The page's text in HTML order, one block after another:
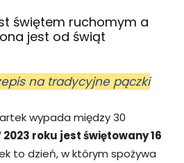
świętem ruchomym a
jest od świąt
na tradycyjne pączki
wypada między 30
2023 roku jest świętowany 16
to dzień, w którym spożywa